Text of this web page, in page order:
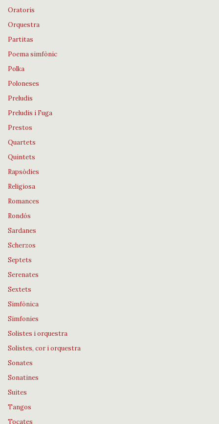
Oratoris
Orquestra
Partitas
Poema simfònic
Polka
Poloneses
Preludis
Preludis i Fuga
Prestos
Quartets
Quintets
Rapsòdies
Religiosa
Romances
Rondós
Sardanes
Scherzos
Septets
Serenates
Sextets
Simfònica
Simfonies
Solistes i orquestra
Solistes, cor i orquestra
Sonates
Sonatines
Suites
Tangos
Tocates